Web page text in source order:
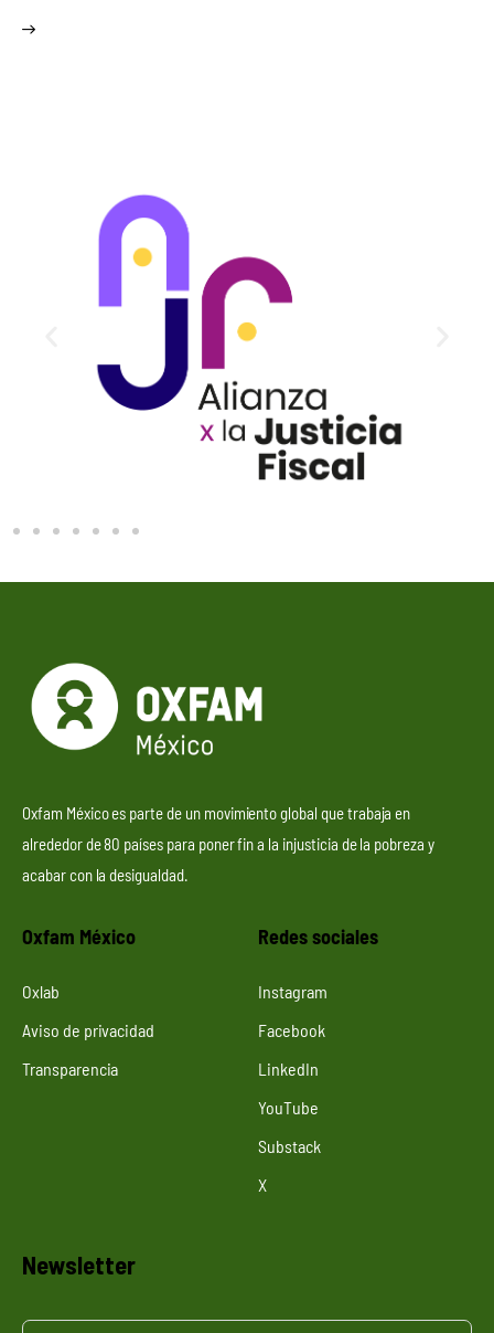
Alianza por la Justicia Fiscal
Incidencia hacia una reforma fiscal con justicia
Más información
Oxfam México es parte de un movimiento global que trabaja en
alrededor de 80 países para poner fin a la injusticia de la pobreza y
acabar con la desigualdad.
Oxfam México
Oxlab
Aviso de privacidad
Transparencia
Redes sociales
Instagram
Facebook
LinkedIn
YouTube
Substack
X
Newsletter